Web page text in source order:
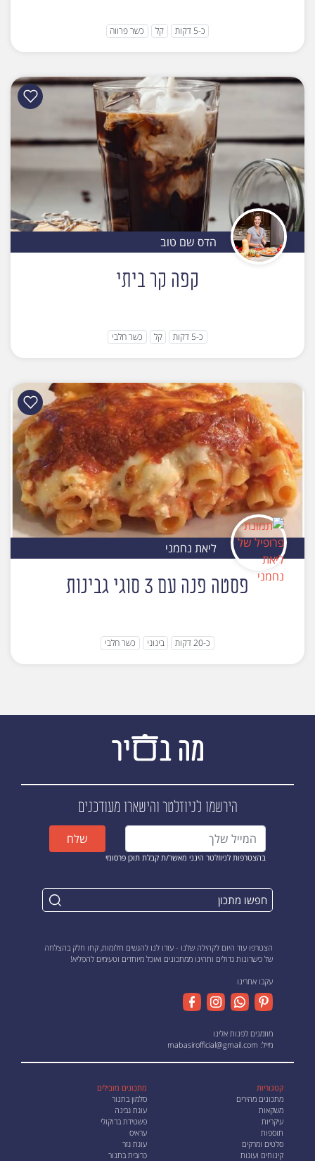
כ-5 דקות קל כשר פרווה
הדס שם טוב
קפה קר ביתי
כ-5 דקות קל כשר חלבי
ליאת נחמני
פסטה פנה עם 3 סוגי גבינות
כ-20 דקות בינוני כשר חלבי
הירשמו לניוזלטרוהישארו מעודכנים
בהצטרפות לניוזלטר הינני מאשר/ת קבלת תוכן פרסומי
שלח
הצטרפו עוד היום לקהילה שלנו - עזרו לנו להגשים חלומות, קחו חלק בהצלחה
של כישרונות גדולים ותהינו ממתכונים ואוכל מיוחדים וטעימים להפליא!
עקבו אחרינו
מוזמנים לפנות אלינו
מייל: mabasirofficial@gmail.com
קטגוריות
מתכונים מהירים
משקאות
עיקריות
תוספות
סלטים ומרקים
קינוחים ועוגות
מתכונים מובילים
סלמון בתנור
עוגת גבינה
פשטידת ברוקולי
עראיס
עוגת גזר
כרובית בתנור